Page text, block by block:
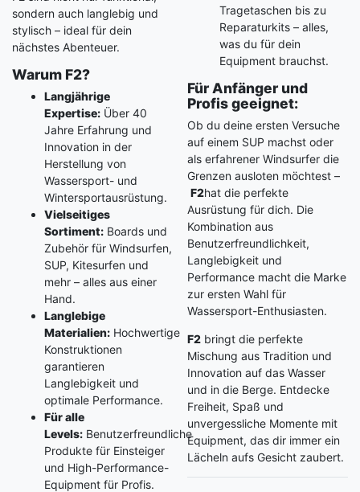
sondern auch langlebig und
stylisch – ideal für dein
nächstes Abenteuer.
Warum F2?
Langjährige
Expertise: Über 40
Jahre Erfahrung und
Innovation in der
Herstellung von
Wassersport- und
Wintersportausrüstung.
Vielseitiges
Sortiment: Boards und
Zubehör für Windsurfen,
SUP, Kitesurfen und
mehr – alles aus einer
Hand.
Langlebige
Materialien: Hochwertige
Konstruktionen
garantieren
Langlebigkeit und
optimale Performance.
Für alle
Levels: Benutzerfreundliche
Produkte für Einsteiger
und High-Performance-
Equipment für Profis.
Tragetaschen bis zu
Reparaturkits – alles,
was du für dein
Equipment brauchst.
Für Anfänger und
Profis geeignet:
Ob du deine ersten Versuche
auf einem SUP machst oder
als erfahrener Windsurfer die
Grenzen ausloten möchtest –
F2hat die perfekte
Ausrüstung für dich. Die
Kombination aus
Benutzerfreundlichkeit,
Langlebigkeit und
Performance macht die Marke
zur ersten Wahl für
Wassersport-Enthusiasten.
F2bringt die perfekte
Mischung aus Tradition und
Innovation auf das Wasser
und in die Berge. Entdecke
Freiheit, Spaß und
unvergessliche Momente mit
Equipment, das dir immer ein
Lächeln aufs Gesicht zaubert.